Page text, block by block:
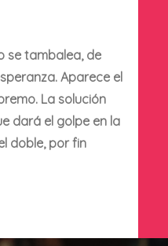
se tambalea, de
Aparece el
La solución
dará el golpe en la
doble, por fin